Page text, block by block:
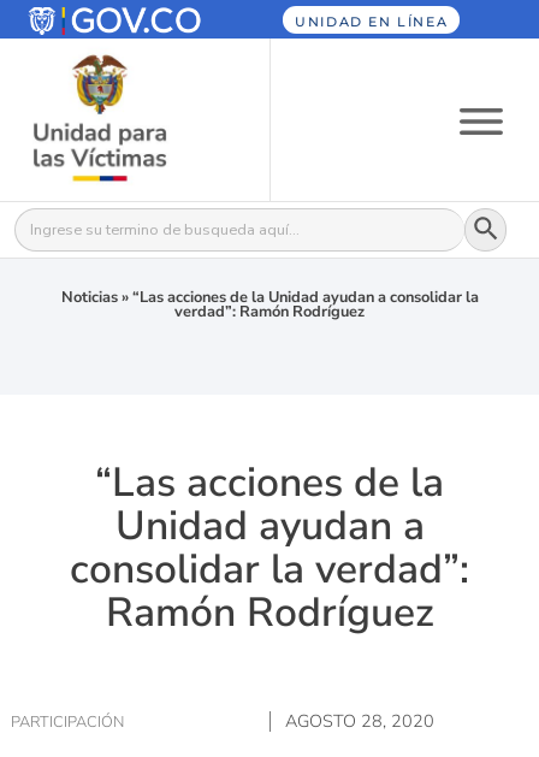
UNIDAD EN LÍNEA
Buscar: Botón
Noticias»“Las acciones de la Unidad ayudan a consolidar la
verdad”: Ramón Rodríguez
“Las acciones de la
Unidad ayudan a
consolidar la verdad”:
Ramón Rodríguez
PARTICIPACIÓN AGOSTO 28, 2020